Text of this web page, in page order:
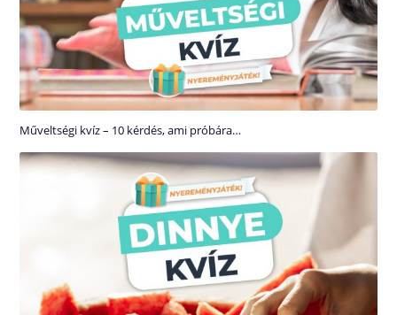
Műveltségi kvíz – 10 kérdés, ami próbára…